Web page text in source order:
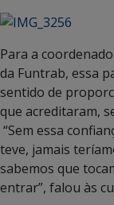
Para a
da Funtrab, essa
sentido de
que acreditaram,
“Sem essa
teve, jamais
sabemos que
entrar”, falou às